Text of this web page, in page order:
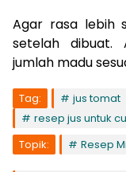
Agar rasa lebih
setelah dibuat.
jumlah madu
Tag: jus tomat
resep jus untuk
Topik:
Resep